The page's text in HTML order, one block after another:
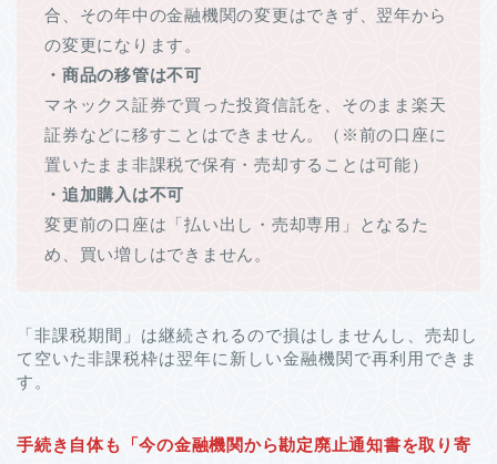
合、その年中の金融機関の変更はできず、翌年から
の変更になります。
・商品の移管は不可
マネックス証券で買った投資信託を、そのまま楽天
証券などに移すことはできません。（※前の口座に
置いたまま非課税で保有・売却することは可能）
・追加購入は不可
変更前の口座は「払い出し・売却専用」となるた
め、買い増しはできません。
「非課税期間」は継続されるので損はしませんし、売却し
て空いた非課税枠は翌年に新しい金融機関で再利用できま
す。
手続き自体も「今の金融機関から勘定廃止通知書を取り寄